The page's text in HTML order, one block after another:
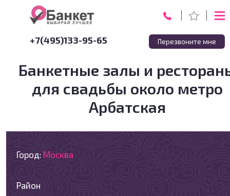
+7(495)133-95-65 Перезвоните мне
Банкетные залы и
для свадьбы около метро
Арбатская
Город: Москва
Район